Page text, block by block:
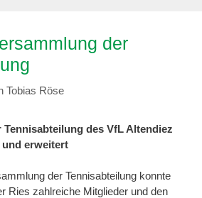
der
Tobias Röse
Tennisabteilung des VfL Altendiez
erweitert
der Tennisabteilung konnte
Ries zahlreiche Mitglieder und den